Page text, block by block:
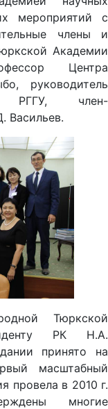
мероприятий с
члены и
Академии
Центра
руководитель
РГГУ, член-
Васильев.
Тюркской
РК Н.А.
принято на
масштабный
провела в 2010 г.
многие